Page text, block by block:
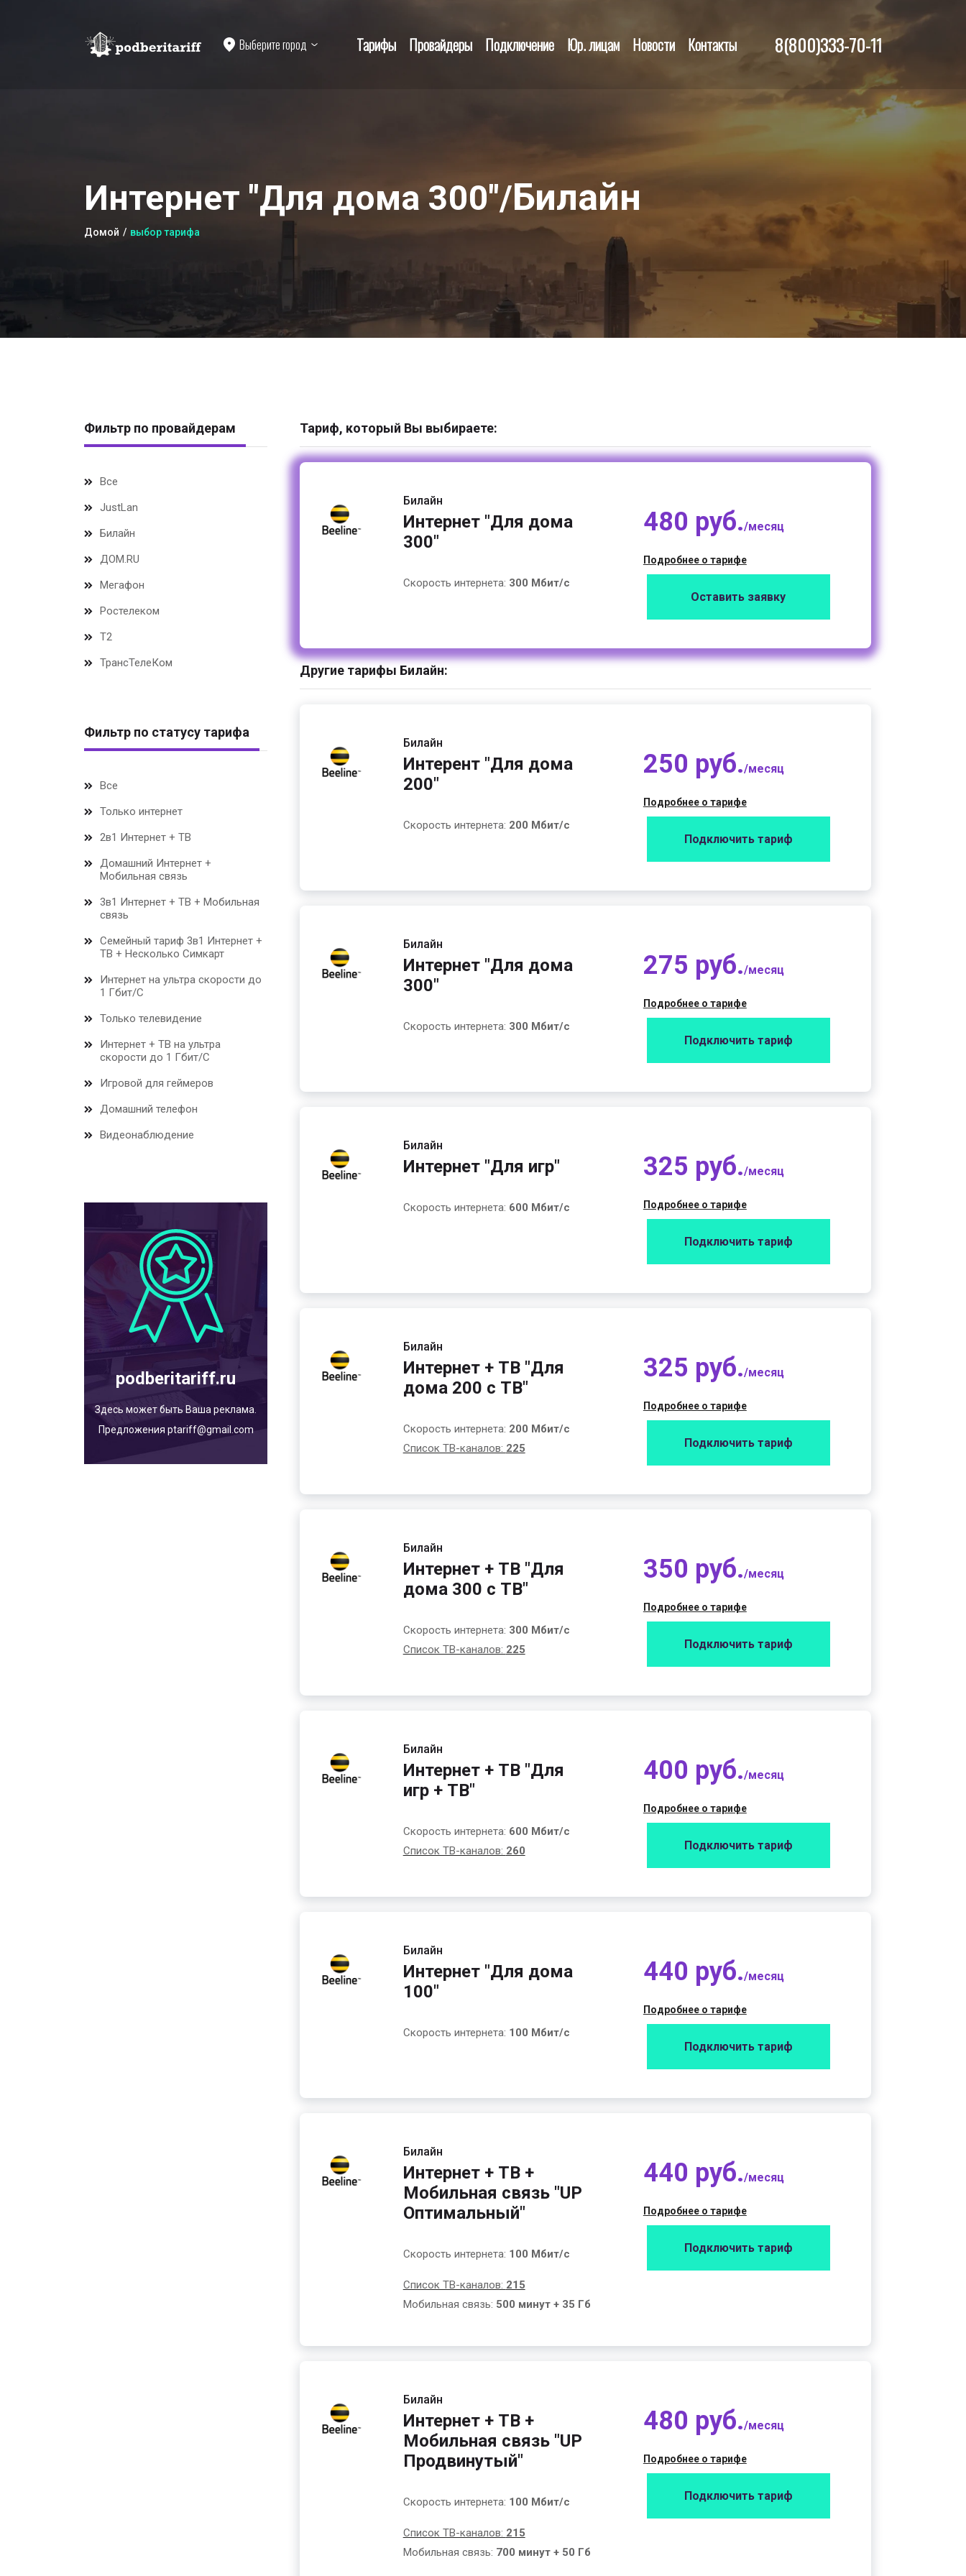
Выберите город Тарифы Провайдеры Подключение Юр. лицам Новости Контакты 8(800)333-70-11
Интернет "Для дома 300"/Билайн
Домой выбор тарифа
Фильтр по провайдерам
Все
JustLan
Билайн
ДОМ.RU
Мегафон
Ростелеком
Т2
ТрансТелеКом
Фильтр по статусу тарифа
Все
Только интернет
2в1 Интернет + ТВ
Домашний Интернет +
Мобильная связь
3в1 Интернет + ТВ + Мобильная
связь
Семейный тариф 3в1 Интернет +
ТВ + Несколько Симкарт
Интернет на ультра скорости до
1 Гбит/С
Только телевидение
Интернет + ТВ на ультра
скорости до 1 Гбит/С
Игровой для геймеров
Домашний телефон
Видеонаблюдение
podberitariff.ru
Здесь может быть Ваша реклама.
Предложения ptariff@gmail.com
Тариф, который Вы выбираете:
Билайн
Интернет "Для дома
300"
Скорость интернета: 300 Мбит/с
480 руб./месяц
Подробнее о тарифе
Оставить заявку
Другие тарифы Билайн:
Билайн
Интерент "Для дома
200"
Скорость интернета: 200 Мбит/с
250 руб./месяц
Подробнее о тарифе
Подключить тариф
Билайн
Интернет "Для дома
300"
Скорость интернета: 300 Мбит/с
275 руб./месяц
Подробнее о тарифе
Подключить тариф
Билайн
Интернет "Для игр"
Скорость интернета: 600 Мбит/с
325 руб./месяц
Подробнее о тарифе
Подключить тариф
Билайн
Интернет + ТВ "Для
дома 200 с ТВ"
Скорость интернета: 200 Мбит/с
Список ТВ-каналов: 225
325 руб./месяц
Подробнее о тарифе
Подключить тариф
Билайн
Интернет + ТВ "Для
дома 300 с ТВ"
Скорость интернета: 300 Мбит/с
Список ТВ-каналов: 225
350 руб./месяц
Подробнее о тарифе
Подключить тариф
Билайн
Интернет + ТВ "Для
игр + ТВ"
Скорость интернета: 600 Мбит/с
Список ТВ-каналов: 260
400 руб./месяц
Подробнее о тарифе
Подключить тариф
Билайн
Интернет "Для дома
100"
Скорость интернета: 100 Мбит/с
440 руб./месяц
Подробнее о тарифе
Подключить тариф
Билайн
Интернет + ТВ +
Мобильная связь "UP
Оптимальный"
Скорость интернета: 100 Мбит/с
Список ТВ-каналов: 215
Мобильная связь: 500 минут + 35 Гб
440 руб./месяц
Подробнее о тарифе
Подключить тариф
Билайн
Интернет + ТВ +
Мобильная связь "UP
Продвинутый"
Скорость интернета: 100 Мбит/с
Список ТВ-каналов: 215
Мобильная связь: 700 минут + 50 Гб
480 руб./месяц
Подробнее о тарифе
Подключить тариф